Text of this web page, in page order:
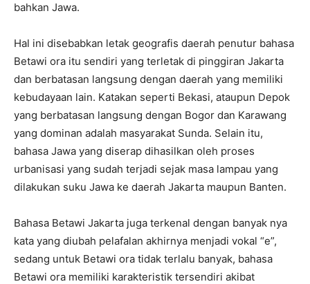
bahkan Jawa.
Hal ini disebabkan letak geografis daerah penutur bahasa
Betawi ora itu sendiri yang terletak di pinggiran Jakarta
dan berbatasan langsung dengan daerah yang memiliki
kebudayaan lain. Katakan seperti Bekasi, ataupun Depok
yang berbatasan langsung dengan Bogor dan Karawang
yang dominan adalah masyarakat Sunda. Selain itu,
bahasa Jawa yang diserap dihasilkan oleh proses
urbanisasi yang sudah terjadi sejak masa lampau yang
dilakukan suku Jawa ke daerah Jakarta maupun Banten.
Bahasa Betawi Jakarta juga terkenal dengan banyak nya
kata yang diubah pelafalan akhirnya menjadi vokal “e”,
sedang untuk Betawi ora tidak terlalu banyak, bahasa
Betawi ora memiliki karakteristik tersendiri akibat